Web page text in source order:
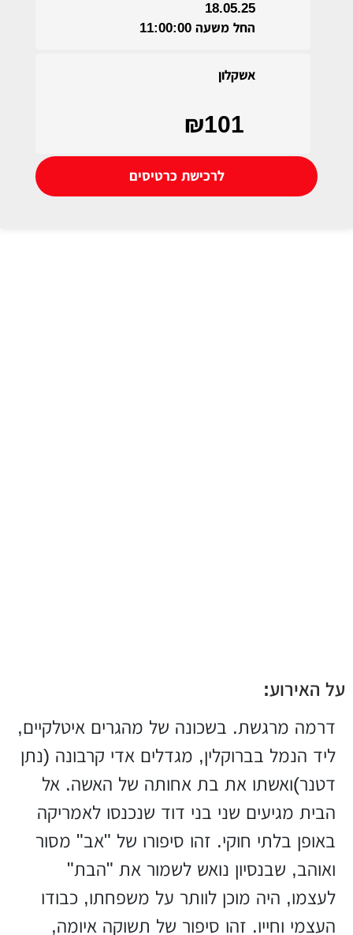
18.05.25
החל משעה 11:00:00
אשקלון
₪101
לרכישת כרטיסים
על האירוע:
דרמה מרגשת. בשכונה של מהגרים איטלקיים,
ליד הנמל בברוקלין, מגדלים אדי קרבונה (נתן
דטנר)ואשתו את בת אחותה של האשה. אל
הבית מגיעים שני בני דוד שנכנסו לאמריקה
באופן בלתי חוקי. זהו סיפורו של "אב" מסור
ואוהב, שבנסיון נואש לשמור את "הבת"
לעצמו, היה מוכן לוותר על משפחתו, כבודו
העצמי וחייו. זהו סיפור של תשוקה איומה,